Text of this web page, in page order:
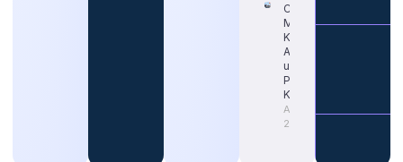
Cara Tepat
Mengetahui
Kapan Gaji
ASN Naik
untuk
Persiapan
Karier
August 4,
2026